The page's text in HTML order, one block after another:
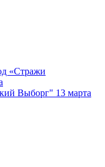
«Стражи
Выборг" 13 марта